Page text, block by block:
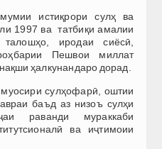
истиқрори сулҳ ва
1997 ва татбиқи амалии
иродаи сиёсӣ,
Пешвои миллат
ҳалкунандаро дорад.
сулҳофарӣ, оштии
баъд аз низоъ сулҳи
раванди мураккаби
ва иҷтимоии